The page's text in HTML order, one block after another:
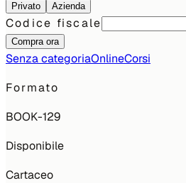
Privato Azienda
Codice fiscale
Compra ora
Senza categoriaOnlineCorsi
Formato
BOOK-129
Disponibile
Cartaceo